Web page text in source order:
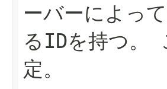
ーバーによっ
るIDを持つ。
定。